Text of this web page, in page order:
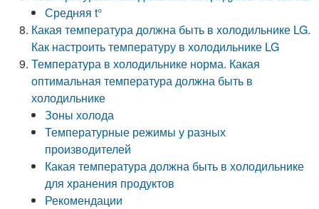
Средняя t°
Какая температура должна быть в холодильнике LG.
Как настроить температуру в холодильнике LG
Температура в холодильнике норма. Какая
оптимальная температура должна быть в
холодильнике
Зоны холода
Температурные режимы у разных
производителей
Какая температура должна быть в холодильнике
для хранения продуктов
Рекомендации